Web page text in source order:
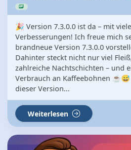
🎉 Version 7.3.0.0 ist da – mit
Verbesserungen! Ich freue mich
brandneue Version 7.3.0.0
Dahinter steckt nicht nur viel
zahlreiche Nachtschichten – und
Verbrauch an Kaffeebohnen
dieser Version...
Weiterlesen